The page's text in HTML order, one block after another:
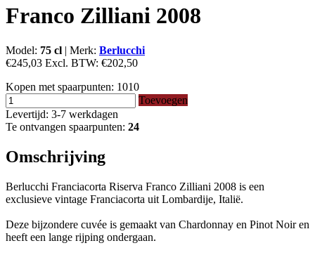
Franco Zilliani 2008
Model: 75 cl | Merk: Berlucchi
€245,03 Excl. BTW: €202,50
Kopen met spaarpunten: 1010
Toevoegen
Levertijd: 3-7 werkdagen
Te ontvangen spaarpunten: 24
Omschrijving
Berlucchi Franciacorta Riserva Franco Zilliani 2008 is een
exclusieve vintage Franciacorta uit Lombardije, Italië.
Deze bijzondere cuvée is gemaakt van Chardonnay en Pinot Noir en
heeft een lange rijping ondergaan.